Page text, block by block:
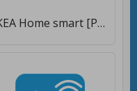
IKEA Home smart [Premium]